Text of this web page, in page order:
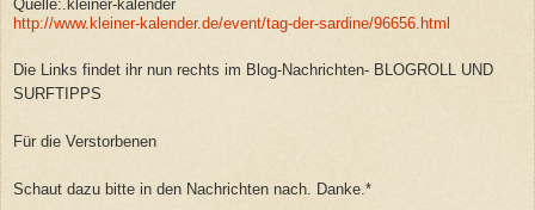
Quelle:.kleiner-kalender
http://www.kleiner-kalender.de/event/tag-der-sardine/96656.html
Die Links findet ihr nun rechts im Blog-Nachrichten- BLOGROLL UND
SURFTIPPS
Für die Verstorbenen
Schaut dazu bitte in den Nachrichten nach. Danke.*